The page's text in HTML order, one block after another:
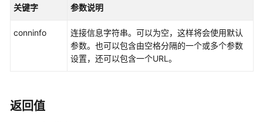
快
入
指
南
关键字 参数说明
conninfo
连接信息字符串。可以为空，这样将会使用默认
参数。也可以包含由空格分隔的一个或多个参数
设置，还可以包含一个URL。
返回值